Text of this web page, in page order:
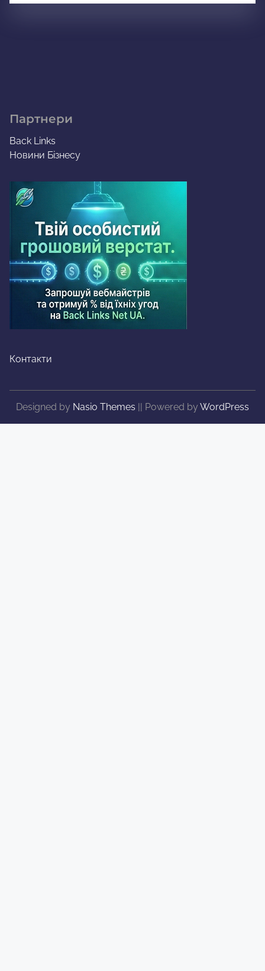
Партнери
Back Links
Новини Бізнесу
Контакти
Designed by Nasio Themes || Powered by WordPress